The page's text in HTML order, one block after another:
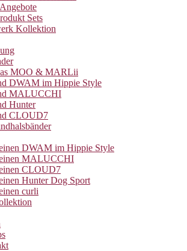
Sets
Kollektion
MOO & MARLii
DWAM im Hippie Style
MALUCCHI
Hunter
CLOUD7
DWAM im Hippie Style
MALUCCHI
CLOUD7
Hunter Dog Sport
curli